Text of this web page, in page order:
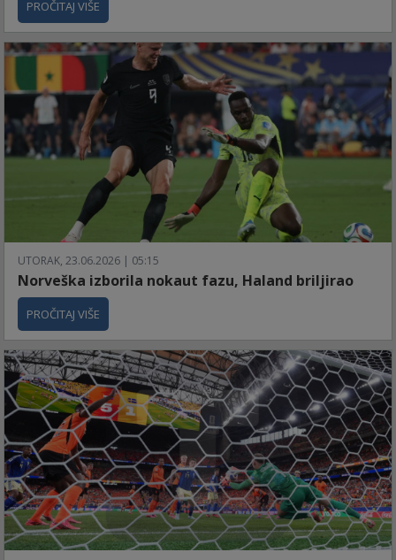
PROČITAJ VIŠE
UTORAK, 23.06.2026 | 05:15
Norveška izborila nokaut fazu, Haland briljirao
PROČITAJ VIŠE